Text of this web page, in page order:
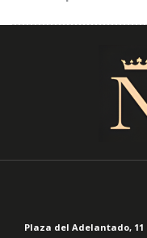
Plaza del Adelantado, 11